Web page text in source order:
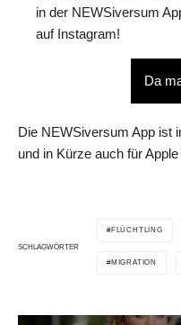
in der NEWSiversum
auf Instagram!
Da
Die NEWSiversum App ist
und in Kürze auch für
SCHLAGWÖRTER
FLÜCHTLING
MIGRATION